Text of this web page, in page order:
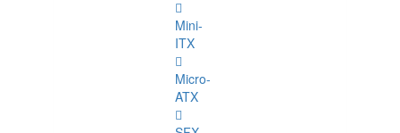
Mini-
ITX
Micro-
ATX